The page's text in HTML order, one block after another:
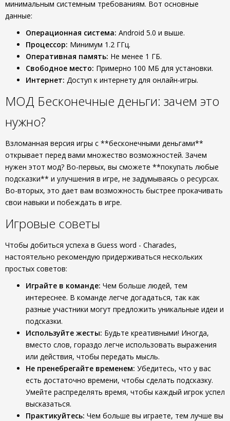
минимальным системным требованиям. Вот основные
данные:
Операционная система: Android 5.0 и выше.
Процессор: Минимум 1.2 ГГц.
Оперативная память: Не менее 1 ГБ.
Свободное место: Примерно 100 МБ для установки.
Интернет: Доступ к интернету для онлайн-игры.
МОД Бесконечные деньги: зачем это
нужно?
Взломанная версия игры с **бесконечными деньгами**
открывает перед вами множество возможностей. Зачем
нужен этот мод? Во-первых, вы сможете **покупать любые
подсказки** и улучшения в игре, не задумываясь о ресурсах.
Во-вторых, это дает вам возможность быстрее прокачивать
свои навыки и побеждать в игре.
Игровые советы
Чтобы добиться успеха в Guess word - Charades,
настоятельно рекомендую придерживаться нескольких
простых советов:
Играйте в команде: Чем больше людей, тем
интереснее. В команде легче догадаться, так как
разные участники могут предложить уникальные идеи и
подсказки.
Используйте жесты: Будьте креативными! Иногда,
вместо слов, гораздо легче использовать выражения
или действия, чтобы передать мысль.
Не пренебрегайте временем: Убедитесь, что у вас
есть достаточно времени, чтобы сделать подсказку.
Умейте распределять время, чтобы каждый игрок успел
высказаться.
Практикуйтесь: Чем больше вы играете, тем лучше вы